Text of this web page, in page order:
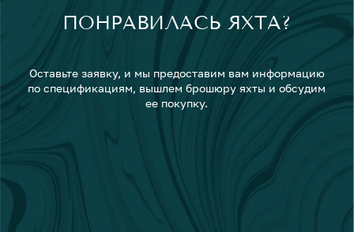
ПОНРАВИЛАСЬ ЯХТА?
Оставьте заявку, и мы предоставим вам информацию
по спецификациям, вышлем брошюру яхты и обсудим
ее покупку.